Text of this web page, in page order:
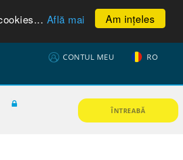
Am ințeles
Află mai
CONTUL MEU RO
ÎNTREABĂ